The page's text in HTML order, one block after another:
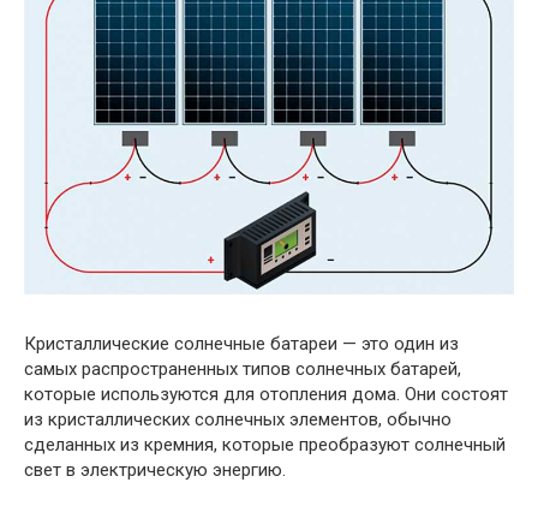
Кристаллические солнечные батареи — это один из
самых распространенных типов солнечных батарей,
которые используются для отопления дома. Они состоят
из кристаллических солнечных элементов, обычно
сделанных из кремния, которые преобразуют солнечный
свет в электрическую энергию.